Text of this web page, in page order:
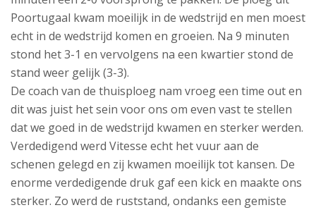
Poortugaal kwam moeilijk in de wedstrijd en men moest
echt in de wedstrijd komen en groeien. Na 9 minuten
stond het 3-1 en vervolgens na een kwartier stond de
stand weer gelijk (3-3).
De coach van de thuisploeg nam vroeg een time out en
dit was juist het sein voor ons om even vast te stellen
dat we goed in de wedstrijd kwamen en sterker werden.
Verdedigend werd Vitesse echt het vuur aan de
schenen gelegd en zij kwamen moeilijk tot kansen. De
enorme verdedigende druk gaf een kick en maakte ons
sterker. Zo werd de ruststand, ondanks een gemiste